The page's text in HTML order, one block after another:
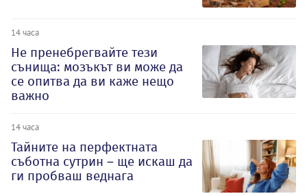
14 часа
Не пренебрегвайте тези
сънища: мозъкът ви може да
се опитва да ви каже нещо
важно
14 часа
Тайните на перфектната
съботна сутрин – ще искаш да
ги пробваш веднага